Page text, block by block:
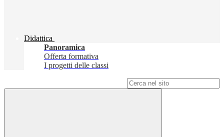
Didattica
Panoramica
Offerta formativa
I progetti delle classi